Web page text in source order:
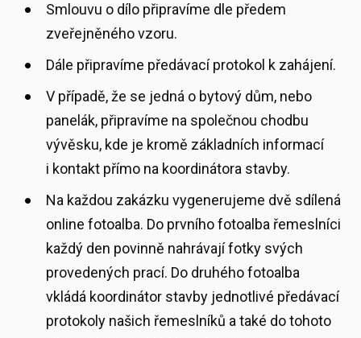
Smlouvu o dílo připravíme dle předem
zveřejněného vzoru.
Dále připravíme předávací protokol k zahájení.
V případě, že se jedná o bytový dům, nebo
panelák, připravíme na společnou chodbu
vývěsku, kde je kromě základních informací
i kontakt přímo na koordinátora stavby.
Na každou zakázku vygenerujeme dvě sdílená
online fotoalba. Do prvního fotoalba řemeslníci
každý den povinně nahrávají fotky svých
provedených prací. Do druhého fotoalba
vkládá koordinátor stavby jednotlivé předávací
protokoly našich řemeslníků a také do tohoto